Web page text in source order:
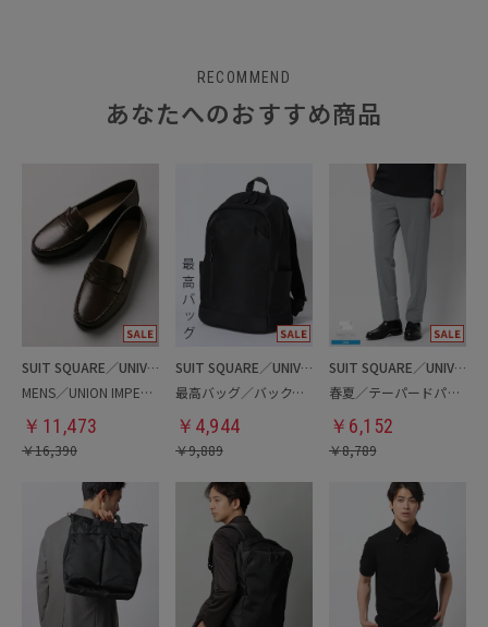
RECOMMEND
あなたへのおすすめ商品
SUIT SQUARE／UNIVERSAL LANGUAGE
MENS／UNION IMPERIAL監修／コインローファー
￥ 11,473
￥16,390
SUIT SQUARE／UNIVERSAL LANGUAGE
最高バッグ／バックパック
￥ 4,944
￥9,889
SUIT SQUARE／UNIVERSAL LANGUAGE
春夏／テーパードパンツ
￥ 6,152
￥8,789